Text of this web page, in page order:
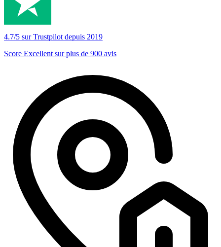
4.7/5 sur Trustpilot depuis 2019
Score Excellent sur plus de 900 avis